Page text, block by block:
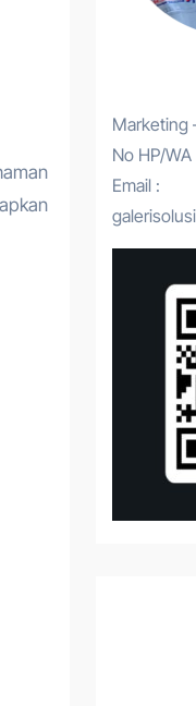
Marketing
No HP/
Email :